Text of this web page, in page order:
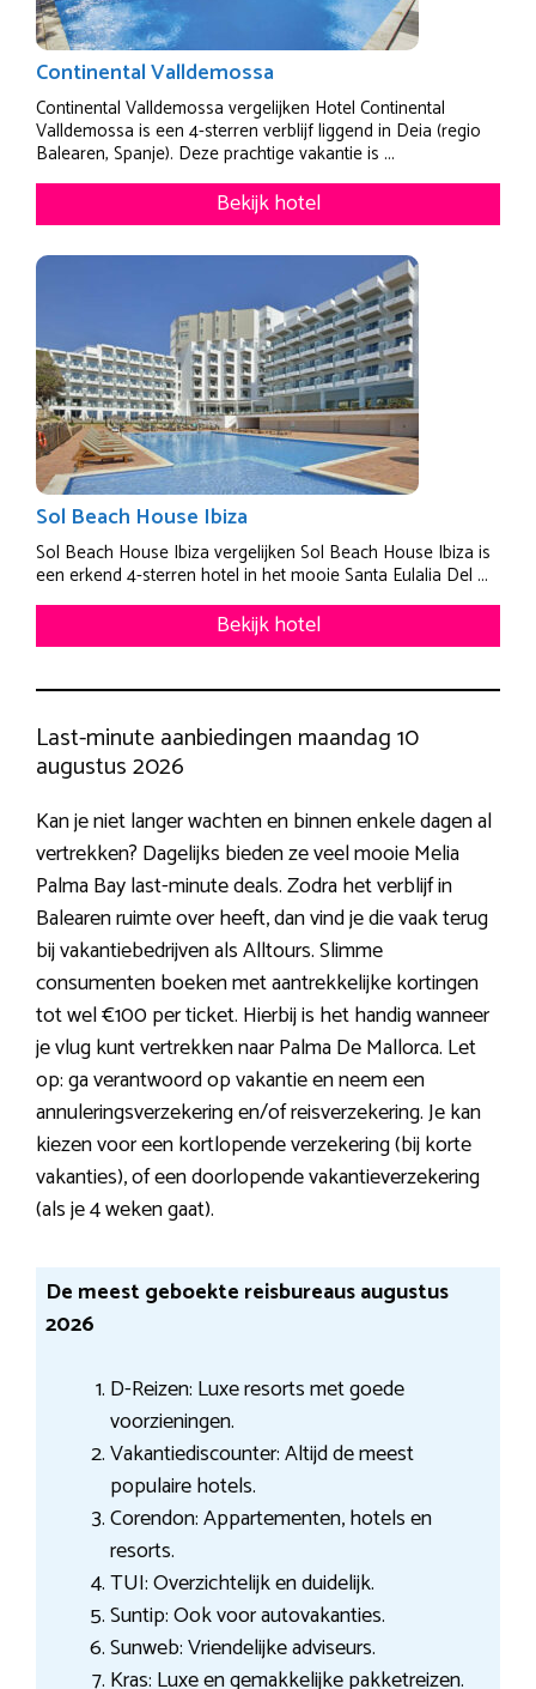
Continental Valldemossa
Continental Valldemossa vergelijken Hotel Continental
Valldemossa is een 4-sterren verblijf liggend in Deia (regio
Balearen, Spanje). Deze prachtige vakantie is ...
Bekijk hotel
Sol Beach House Ibiza
Sol Beach House Ibiza vergelijken Sol Beach House Ibiza is
een erkend 4-sterren hotel in het mooie Santa Eulalia Del ...
Bekijk hotel
Last-minute aanbiedingen maandag 10
augustus 2026
Kan je niet langer wachten en binnen enkele dagen al
vertrekken? Dagelijks bieden ze veel mooie Melia
Palma Bay last-minute deals. Zodra het verblijf in
Balearen ruimte over heeft, dan vind je die vaak terug
bij vakantiebedrijven als Alltours. Slimme
consumenten boeken met aantrekkelijke kortingen
tot wel €100 per ticket. Hierbij is het handig wanneer
je vlug kunt vertrekken naar Palma De Mallorca. Let
op: ga verantwoord op vakantie en neem een
annuleringsverzekering en/of reisverzekering. Je kan
kiezen voor een kortlopende verzekering (bij korte
vakanties), of een doorlopende vakantieverzekering
(als je 4 weken gaat).
De meest geboekte reisbureaus augustus
2026
D-Reizen: Luxe resorts met goede
voorzieningen.
Vakantiediscounter: Altijd de meest
populaire hotels.
Corendon: Appartementen, hotels en
resorts.
TUI: Overzichtelijk en duidelijk.
Suntip: Ook voor autovakanties.
Sunweb: Vriendelijke adviseurs.
Kras: Luxe en gemakkelijke pakketreizen.